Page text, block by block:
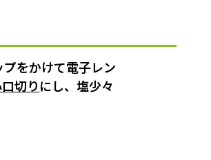
をかけて電子レン
切りにし、塩少々